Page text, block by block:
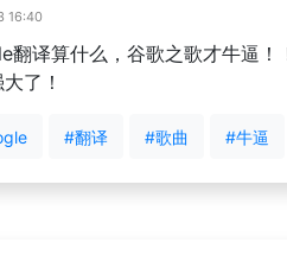
16:40
翻译算什么，谷歌之歌才牛逼！
了！
#翻译 #歌曲 #牛逼